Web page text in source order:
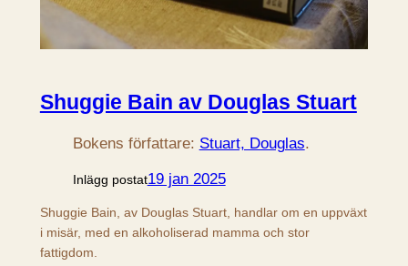
Shuggie Bain av Douglas Stuart
Bokens författare: Stuart, Douglas.
Inlägg postat19 jan 2025
Shuggie Bain, av Douglas Stuart, handlar om en uppväxt
i misär, med en alkoholiserad mamma och stor
fattigdom.